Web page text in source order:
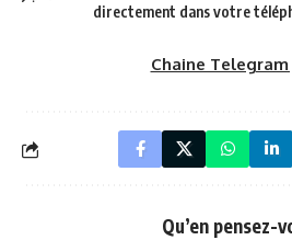
directement dans votre
Chaine Telegram
Qu’en pensez-